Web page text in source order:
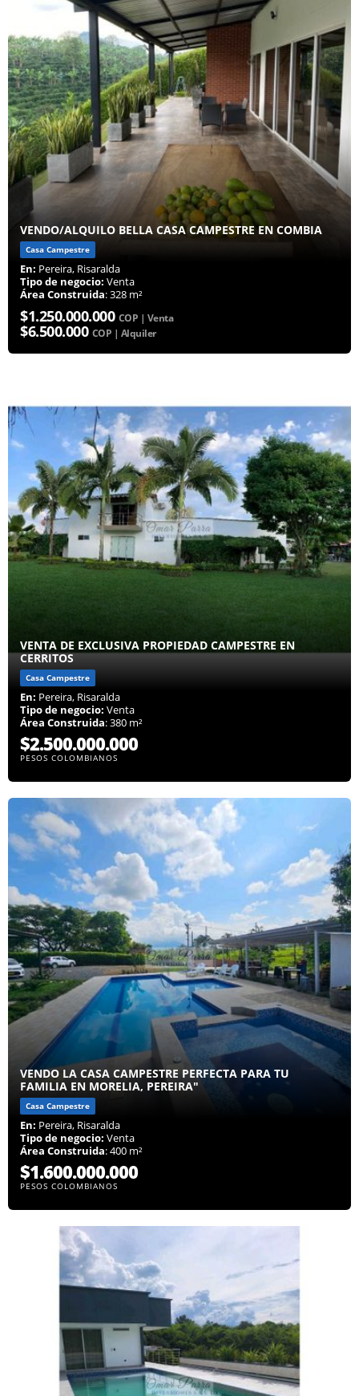
VENDO/ALQUILO BELLA CASA CAMPESTRE EN COMBIA
Casa Campestre
En: Pereira, Risaralda
Tipo de negocio: Venta
Área Construida: 328 m²
$1.250.000.000 COP | Venta
$6.500.000 COP | Alquiler
VENTA DE EXCLUSIVA PROPIEDAD CAMPESTRE EN
CERRITOS
Casa Campestre
En: Pereira, Risaralda
Tipo de negocio: Venta
Área Construida: 380 m²
$2.500.000.000
PESOS COLOMBIANOS
VENDO LA CASA CAMPESTRE PERFECTA PARA TU
FAMILIA EN MORELIA, PEREIRA"
Casa Campestre
En: Pereira, Risaralda
Tipo de negocio: Venta
Área Construida: 400 m²
$1.600.000.000
PESOS COLOMBIANOS